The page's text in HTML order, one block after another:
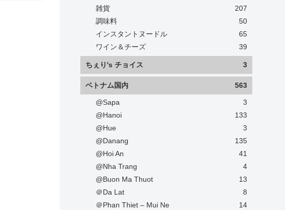
雑貨
207
調味料
50
インスタントヌードル
65
ワイン＆チーズ
39
ちぇり's チョイス 3
ベトナム国内 563
@Sapa
3
@Hanoi
133
@Hue
3
@Danang
135
@Hoi An
41
@Nha Trang
4
@Buon Ma Thuot
13
＠Da Lat
8
＠Phan Thiet – Mui Ne
14